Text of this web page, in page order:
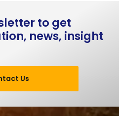
to get
news, insight
Us